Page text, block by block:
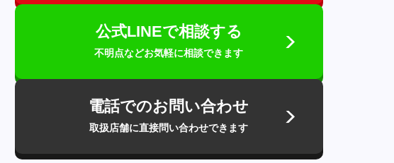
公式LINEで相談する
不明点などお気軽に相談できます
電話でのお問い合わせ
取扱店舗に直接問い合わせできます